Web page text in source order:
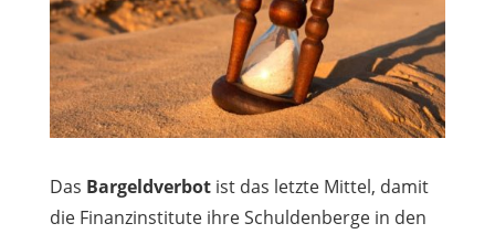
Das Bargeldverbotist das letzte Mittel, damit
die Finanzinstitute ihre Schuldenberge in den